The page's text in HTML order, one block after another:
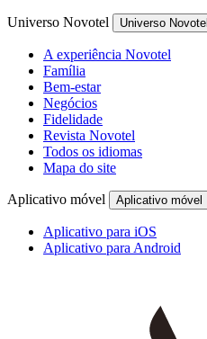
Universo Novotel Universo Novotel
A experiência Novotel
Família
Bem-estar
Negócios
Fidelidade
Revista Novotel
Todos os idiomas
Mapa do site
Aplicativo móvel Aplicativo móvel
Aplicativo para iOS
Aplicativo para Android